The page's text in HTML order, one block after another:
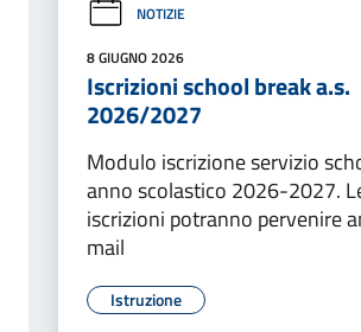
NOTIZIE
8 GIUGNO 2026
Iscrizioni school break a.s.
2026/2027
Modulo iscrizione servizio
anno scolastico 2026-2027.
iscrizioni potranno pervenire
mail
Istruzione